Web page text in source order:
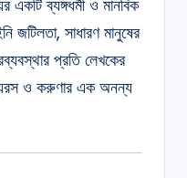
একটি ব্যঙ্গধর্মী ও মানবিক
জটিলতা, সাধারণ মানুষের
প্রতি লেখকের
ও করুণার এক অনন্য